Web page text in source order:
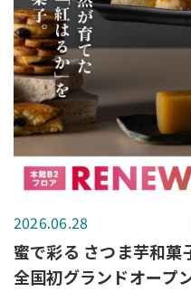
2026.06.28
蜜で彩る さつま芋和菓
全国初グランドオープ